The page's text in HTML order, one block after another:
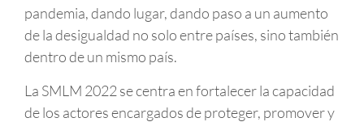
pandemia, dando lugar, dando paso a un aumento
de la desigualdad no solo entre países, sino también
dentro de un mismo país.
La SMLM 2022 se centra en fortalecer la capacidad
de los actores encargados de proteger, promover y